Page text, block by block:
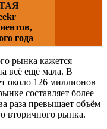
года
рынка кажется
всё ещё мала. В
около 126 миллионов
составляет более
раза превышает объём
вторичного рынка.